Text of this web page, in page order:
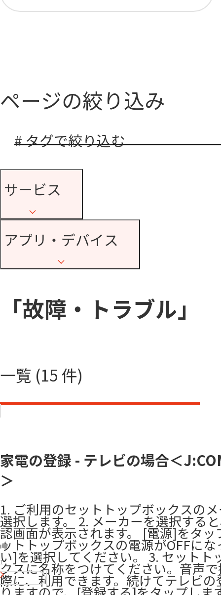
ページの絞り込み
# タグで絞り込む
サービス
アプリ・デバイス
「故障・トラブル」
一覧 (15 件)
家電の登録 - テレビの場合＜
＞
1. ご利用のセットトップボックスの
選択します。 2. メーカーを選択する
認画面が表示されます。 [電源]をタッ
ットトップボックスの電源がOFFに
い]を選択してください。 3. セットト
クスに名称をつけてください。音声
際に、利用できます。続けてテレビの
1